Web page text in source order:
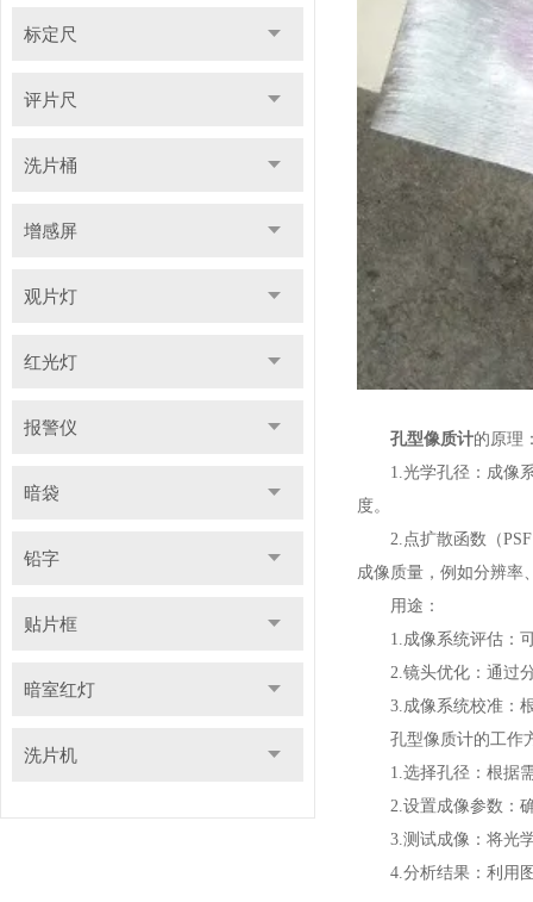
标定尺
评片尺
洗片桶
增感屏
观片灯
红光灯
报警仪
暗袋
铅字
贴片框
暗室红灯
洗片机
孔型像质计的原理
1.光学孔径：成像系
度。
2.点扩散函数（PSF
成像质量，例如分辨率
用途：
1.成像系统评估：可
2.镜头优化：通过分
3.成像系统校准：根
孔型像质计的工作
1.选择孔径：根据需
2.设置成像参数：确
3.测试成像：将光学
4.分析结果：利用图